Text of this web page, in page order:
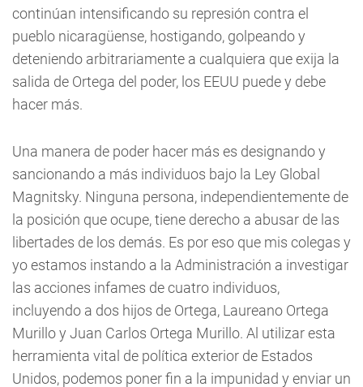
continúan intensificando su represión contra el
pueblo nicaragüense, hostigando, golpeando y
deteniendo arbitrariamente a cualquiera que exija la
salida de Ortega del poder, los EEUU puede y debe
hacer más.
Una manera de poder hacer más es designando y
sancionando a más individuos bajo la Ley Global
Magnitsky. Ninguna persona, independientemente de
la posición que ocupe, tiene derecho a abusar de las
libertades de los demás. Es por eso que mis colegas y
yo estamos instando a la Administración a investigar
las acciones infames de cuatro individuos,
incluyendo a dos hijos de Ortega, Laureano Ortega
Murillo y Juan Carlos Ortega Murillo. Al utilizar esta
herramienta vital de política exterior de Estados
Unidos, podemos poner fin a la impunidad y enviar un